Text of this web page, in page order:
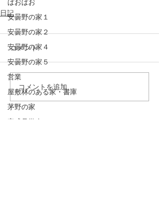
ぱおぱお
安曇野の家１
安曇野の家２
安曇野の家４
安曇野の家５
営業
屋敷林のある家・書庫
茅野の家
完成見学会
日記
コメント
コメントを追加…